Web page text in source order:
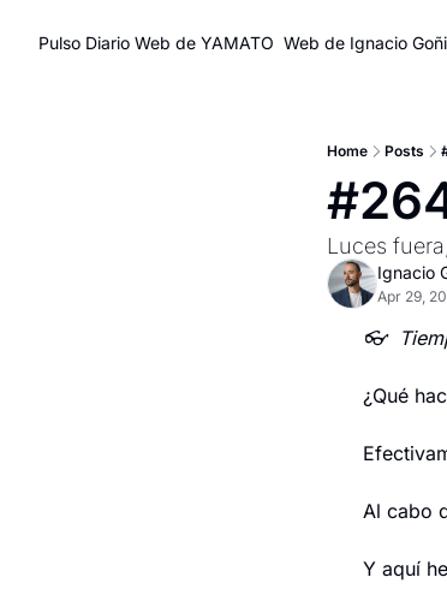
Pulso Diario Web de YAMATO Web de Ignacio Goñi
Home Posts
Luces
Ignacio
Apr 29,
👓
¿Qué
Al cabo
Y aquí